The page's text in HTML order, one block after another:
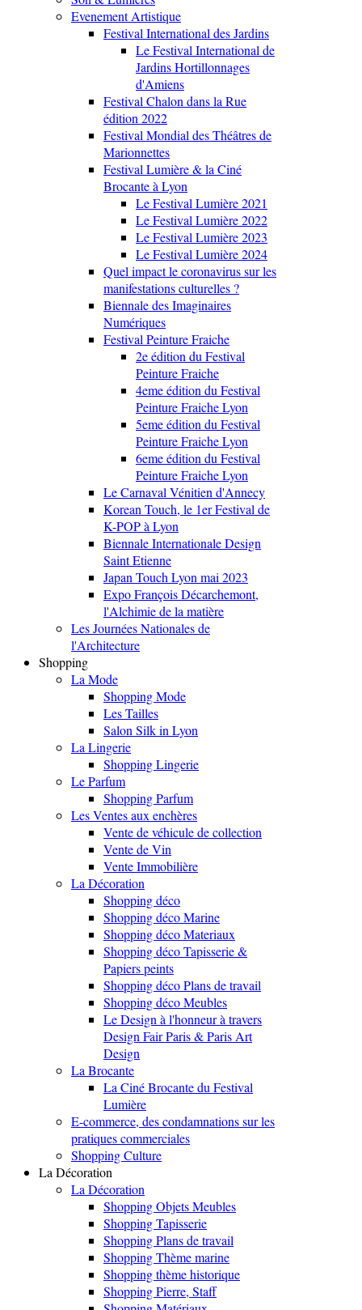
Evenement Artistique
Festival International des Jardins
Le Festival International de
Jardins Hortillonnages
d'Amiens
Festival Chalon dans la Rue
édition 2022
Festival Mondial des Théâtres de
Marionnettes
Festival Lumière & la Ciné
Brocante à Lyon
Le Festival Lumière 2021
Le Festival Lumière 2022
Le Festival Lumière 2023
Le Festival Lumière 2024
Quel impact le coronavirus sur les
manifestations culturelles ?
Biennale des Imaginaires
Numériques
Festival Peinture Fraiche
2e édition du Festival
Peinture Fraiche
4eme édition du Festival
Peinture Fraiche Lyon
5eme édition du Festival
Peinture Fraiche Lyon
6eme édition du Festival
Peinture Fraiche Lyon
Le Carnaval Vénitien d'Annecy
Korean Touch, le 1er Festival de
K-POP à Lyon
Biennale Internationale Design
Saint Etienne
Japan Touch Lyon mai 2023
Expo François Décarchemont,
l'Alchimie de la matière
Les Journées Nationales de
l'Architecture
Shopping
La Mode
Shopping Mode
Les Tailles
Salon Silk in Lyon
La Lingerie
Shopping Lingerie
Le Parfum
Shopping Parfum
Les Ventes aux enchères
Vente de véhicule de collection
Vente de Vin
Vente Immobilière
La Décoration
Shopping déco
Shopping déco Marine
Shopping déco Materiaux
Shopping déco Tapisserie &
Papiers peints
Shopping déco Plans de travail
Shopping déco Meubles
Le Design à l'honneur à travers
Design Fair Paris & Paris Art
Design
La Brocante
La Ciné Brocante du Festival
Lumière
E-commerce, des condamnations sur les
pratiques commerciales
Shopping Culture
La Décoration
La Décoration
Shopping Objets Meubles
Shopping Tapisserie
Shopping Plans de travail
Shopping Thème marine
Shopping thème historique
Shopping Pierre, Staff